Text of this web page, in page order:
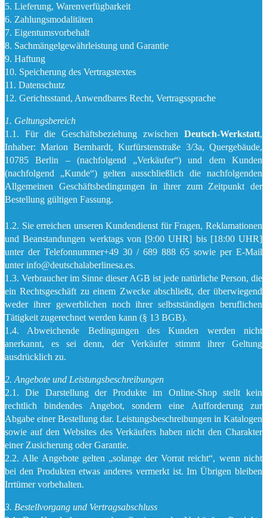
5. Lieferung, Warenverfügbarkeit
6. Zahlungsmodalitäten
7. Eigentumsvorbehalt
8. Sachmängelgewährleistung und Garantie
9. Haftung
10. Speicherung des Vertragstextes
11. Datenschutz
12. Gerichtsstand, Anwendbares Recht, Vertragssprache
1. Geltungsbereich
1.1. Für die Geschäftsbeziehung zwischen Deutsch-Werkstatt,
Inhaber: Marion Bernhardt, Kurfürstenstraße 3/3a, Quergebäude,
10785 Berlin – (nachfolgend „Verkäufer“) und dem Kunden
(nachfolgend „Kunde“) gelten ausschließlich die nachfolgenden
Allgemeinen Geschäftsbedingungen in ihrer zum Zeitpunkt der
Bestellung gültigen Fassung.
1.2. Sie erreichen unseren Kundendienst für Fragen, Reklamationen
und Beanstandungen werktags von [9:00 UHR] bis [18:00 UHR]
unter der Telefonnummer+49 30 / 689 888 65 sowie per E-Mail
unter info@deutschalaberlinesa.es.
1.3. Verbraucher im Sinne dieser AGB ist jede natürliche Person, die
ein Rechtsgeschäft zu einem Zwecke abschließt, der überwiegend
weder ihrer gewerblichen noch ihrer selbstständigen beruflichen
Tätigkeit zugerechnet werden kann (§ 13 BGB).
1.4. Abweichende Bedingungen des Kunden werden nicht
anerkannt, es sei denn, der Verkäufer stimmt ihrer Geltung
ausdrücklich zu.
2. Angebote und Leistungsbeschreibungen
2.1. Die Darstellung der Produkte im Online-Shop stellt kein
rechtlich bindendes Angebot, sondern eine Aufforderung zur
Abgabe einer Bestellung dar. Leistungsbeschreibungen in Katalogen
sowie auf den Websites des Verkäufers haben nicht den Charakter
einer Zusicherung oder Garantie.
2.2. Alle Angebote gelten „solange der Vorrat reicht“, wenn nicht
bei den Produkten etwas anderes vermerkt ist. Im Übrigen bleiben
Irrtümer vorbehalten.
3. Bestellvorgang und Vertragsabschluss